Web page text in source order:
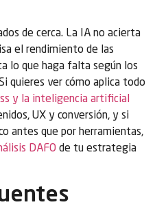
de cerca. La IA no acierta
el rendimiento de las
lo que haga falta según los
quieres ver cómo aplica todo
y la inteligencia artificial
UX y conversión, y si
antes que por herramientas,
DAFO de tu estrategia